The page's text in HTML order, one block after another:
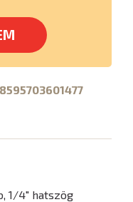
8595703601477
1/4" hatszög